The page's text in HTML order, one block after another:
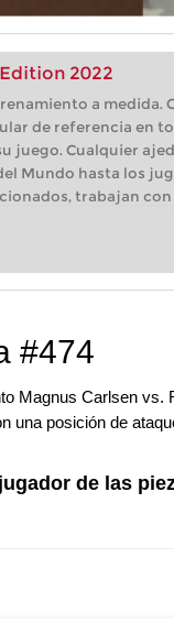
2022
a medida.
de referencia en
juego. Cualquier
Mundo hasta los
trabajan con
#474
Magnus Carlsen
una posición de
de las